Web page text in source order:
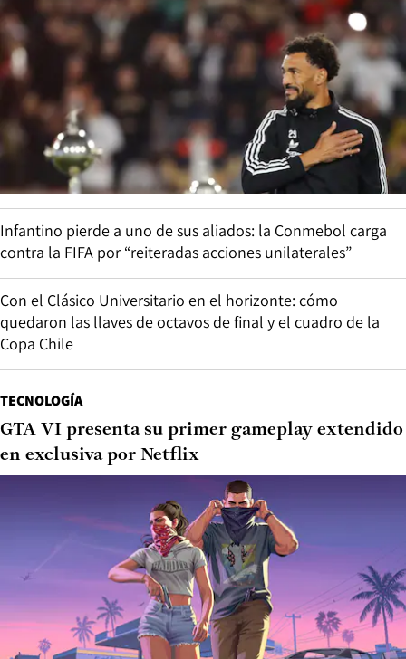
Infantino pierde a uno de sus aliados: la Conmebol carga
contra la FIFA por “reiteradas acciones unilaterales”
Con el Clásico Universitario en el horizonte: cómo
quedaron las llaves de octavos de final y el cuadro de la
Copa Chile
TECNOLOGÍA
GTA VI presenta su primer gameplay extendido
en exclusiva por Netflix